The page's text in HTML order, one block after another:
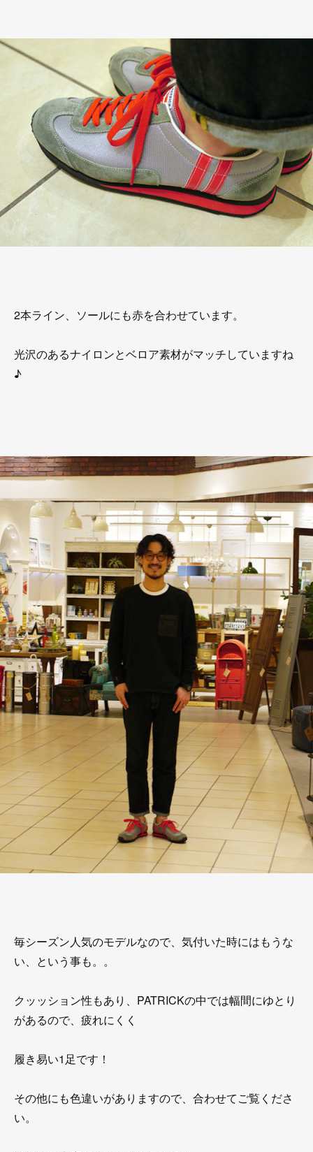
2本ライン、ソールにも赤を合わせています。
光沢のあるナイロンとベロア素材がマッチしていますね
♪
毎シーズン人気のモデルなので、気付いた時にはもうな
い、という事も。。
クッッション性もあり、PATRICKの中では幅間にゆとり
があるので、疲れにくく
履き易い1足です！
その他にも色違いがありますので、合わせてご覧くださ
い。